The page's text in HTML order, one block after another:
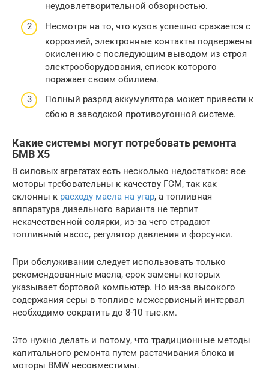
неудовлетворительной обзорностью.
Несмотря на то, что кузов успешно сражается с
коррозией, электронные контакты подвержены
окислению с последующим выводом из строя
электрооборудования, список которого
поражает своим обилием.
Полный разряд аккумулятора может привести к
сбою в заводской противоугонной системе.
Какие системы могут потребовать ремонта
БМВ Х5
В силовых агрегатах есть несколько недостатков: все
моторы требовательны к качеству ГСМ, так как
склонны к расходу масла на угар, а топливная
аппаратура дизельного варианта не терпит
некачественной солярки, из-за чего страдают
топливный насос, регулятор давления и форсунки.
При обслуживании следует использовать только
рекомендованные масла, срок замены которых
указывает бортовой компьютер. Но из-за высокого
содержания серы в топливе межсервисный интервал
необходимо сократить до 8-10 тыс.км.
Это нужно делать и потому, что традиционные методы
капитального ремонта путем растачивания блока и
моторы BMW несовместимы.